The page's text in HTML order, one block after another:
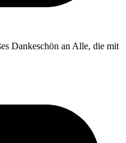
Dankeschön an Alle, die mit